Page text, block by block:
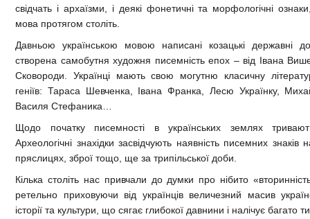
свідчать і архаїзми, і деякі фонетичні та морфологічні
мова протягом століть.
Давньою українською мовою написані козацькі державні
створена самобутня художня писемність епох – від Івана
Сковороди. Українці мають свою могутню класичну
геніїв: Тараса Шевченка, Івана Франка, Лесю Українку,
Василя Стефаника…
Щодо початку писемності в українських землях
Археологічні знахідки засвідчують наявність писемних знаків
пряслицях, зброї тощо, ще за трипільської доби.
Кілька століть нас привчали до думки про нібито
ретельно приховуючи від українців величезний масив
історії та культури, що сягає глибокої давнини і налічує багато